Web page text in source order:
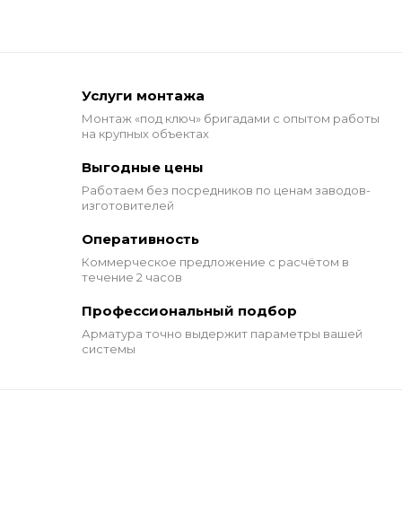
Услуги монтажа
Монтаж «под ключ» бригадами с опытом работы
на крупных объектах
Выгодные цены
Работаем без посредников по ценам заводов-
изготовителей
Оперативность
Коммерческое предложение с расчётом в
течение 2 часов
Профессиональный подбор
Арматура точно выдержит параметры вашей
системы